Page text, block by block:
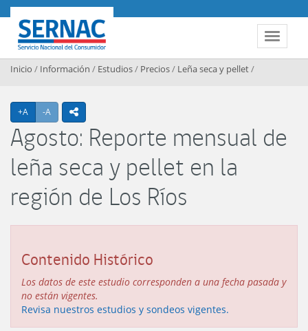
Contenido principal
Toggle
SERNAC
Inicio / Información / Estudios/ Precios/ Leña seca y pellet/
+A Agrandar texto
-A Achicar textoicono compartir
Agosto: Reporte mensual de
leña seca y pellet en la
región de Los Ríos
Contenido Histórico
Los datos de este estudio corresponden a una fecha pasada y
no están vigentes.
Revisa nuestros estudios y sondeos vigentes.